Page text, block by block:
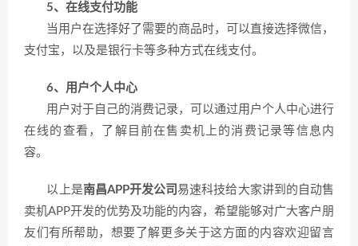
5、在线支付功能
当用户在选择好了需要的商品时，可以直接选择微信，
支付宝，以及是银行卡等多种方式在线支付。
6、用户个人中心
用户对于自己的消费记录，可以通过用户个人中心进行
在线的查看，了解目前在售卖机上的消费记录等信息内
容。
以上是南昌APP开发公司易速科技给大家讲到的自动售
卖机APP开发的优势及功能的内容，希望能够对广大客户朋
友们有所帮助，想要了解更多关于这方面的内容欢迎留言